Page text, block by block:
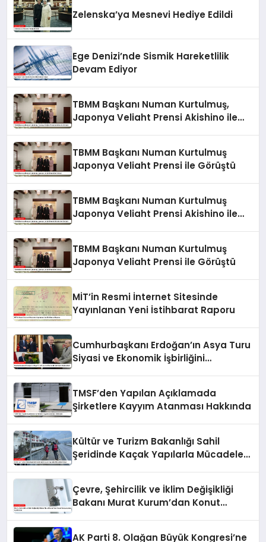
Zelenska’ya Mesnevi Hediye Edildi
Ege Denizi’nde Sismik Hareketlilik
Devam Ediyor
TBMM Başkanı Numan Kurtulmuş,
Japonya Veliaht Prensi Akishino ile
TBMM Başkanı Numan Kurtulmuş
Japonya Veliaht Prensi ile Görüştü
TBMM Başkanı Numan Kurtulmuş
Japonya Veliaht Prensi Akishino ile
TBMM Başkanı Numan Kurtulmuş
Japonya Veliaht Prensi ile Görüştü
MİT’in Resmi İnternet Sitesinde
Yayınlanan Yeni İstihbarat Raporu
Cumhurbaşkanı Erdoğan’ın Asya Turu
Siyasi ve Ekonomik İşbirliğini
TMSF’den Yapılan Açıklamada
Şirketlere Kayyım Atanması Hakkında
Kültür ve Turizm Bakanlığı Sahil
Şeridinde Kaçak Yapılarla Mücadele
Çevre, Şehircilik ve İklim Değişikliği
Bakanı Murat Kurum’dan Konut
AK Parti 8. Olağan Büyük Kongresi’ne